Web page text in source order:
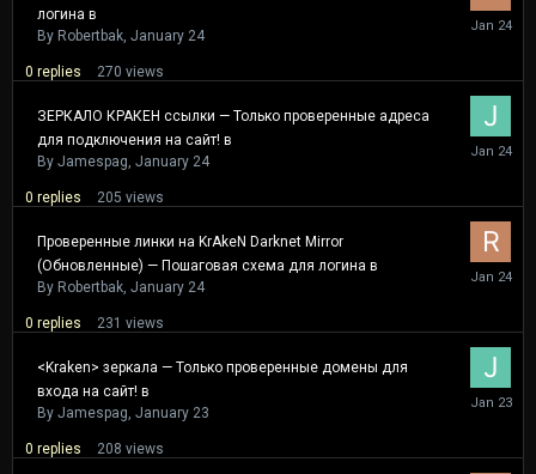
логина в
By Robertbak January 24
0 replies 270 views
January
24
ЗЕРКАЛО КРАКЕН ссылки — Только проверенные адреса
для подключения на сайт! в
By Jamespag January 24
0 replies 205 views
January
24
Проверенные линки на KrAkeN Darknet Mirror
(Обновленные) — Пошаговая схема для логина в
By Robertbak January 24
0 replies 231 views
January
24
<Kraken> зеркала — Только проверенные домены для
входа на сайт! в
By Jamespag January 23
0 replies 208 views
January
23